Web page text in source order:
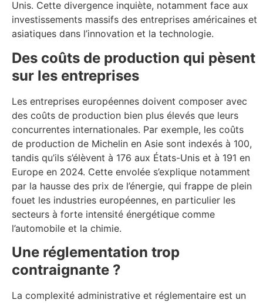
Unis. Cette divergence inquiète, notamment face aux
investissements massifs des entreprises américaines et
asiatiques dans l’innovation et la technologie.
Des coûts de production qui pèsent
sur les entreprises
Les entreprises européennes doivent composer avec
des coûts de production bien plus élevés que leurs
concurrentes internationales. Par exemple, les coûts
de production de Michelin en Asie sont indexés à 100,
tandis qu’ils s’élèvent à 176 aux États-Unis et à 191 en
Europe en 2024. Cette envolée s’explique notamment
par la hausse des prix de l’énergie, qui frappe de plein
fouet les industries européennes, en particulier les
secteurs à forte intensité énergétique comme
l’automobile et la chimie.
Une réglementation trop
contraignante ?
La complexité administrative et réglementaire est un